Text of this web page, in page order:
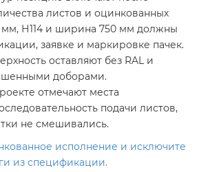
листов и оцинкованных
мм, Н114 и ширина 750 мм должны
заявке и маркировке пачек.
оставляют без RAL и
доборами.
отмечают места
подачи листов,
не смешивались.
исполнение и исключите
из спецификации.